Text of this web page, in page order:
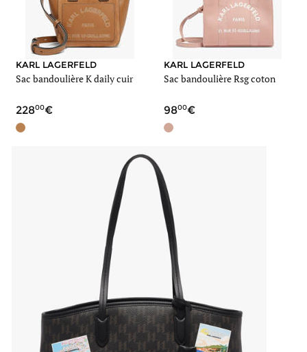
KARL LAGERFELD
Sac bandoulière K daily cuir
22800
KARL LAGERFELD
Sac bandoulière Rsg coton
9800